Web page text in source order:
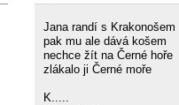
Jana randí s Krakonošem
pak mu ale dává košem
nechce žít na Černé hoře
zlákalo ji Černé moře
K.....